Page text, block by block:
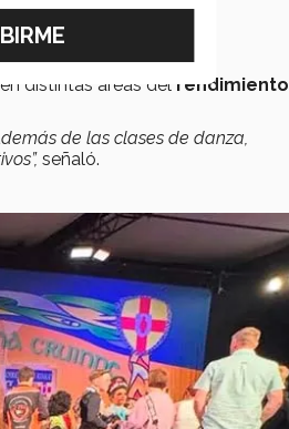
físico para mejorar
distintas áreas del rendimiento
de las clases de danza,
señaló.